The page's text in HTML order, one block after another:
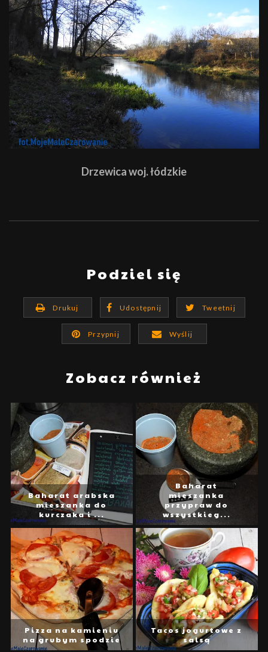
Drzewica woj. łódzkie
Podziel się
Drukuj Udostępnij Tweetnij
Przypnij Wyślij
Zobacz również
Baharat arabska
mieszanka do
kurczaka i ...
Baharat
mieszanka
przypraw do
wszystkieg...
Pizza na kamieniu
na grubym spodzie
Tacos jogurtowe z
salsą